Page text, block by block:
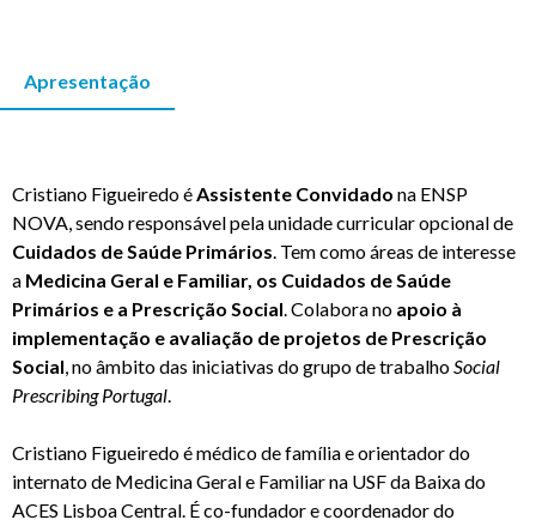
Apresentação
Cristiano Figueiredo éAssistente Convidado na ENSP
NOVA, sendo responsável pela unidade curricular opcional de
Cuidados de Saúde Primários. Tem como áreas de interesse
a Medicina Geral e Familiar, os Cuidados de Saúde
Primários e a Prescrição Social. Colabora no apoio à
implementação e avaliação de projetos de Prescrição
Social, no âmbito das iniciativas do grupo de trabalhoSocial
Prescribing Portugal.
Cristiano Figueiredo é médico de família e orientador do
internato de Medicina Geral e Familiar na USF da Baixa do
ACES Lisboa Central. É co-fundador e coordenador do